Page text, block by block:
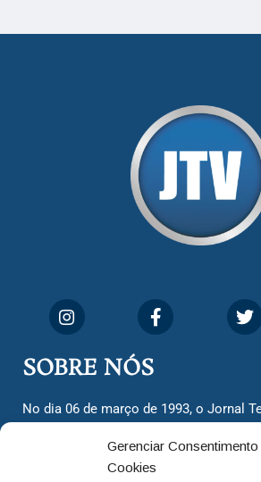
Gerenciar Consentimento
Cookies
SOBRE NÓS
No dia 06 de março de 1993, o Jornal
cidadãos valinhenses, já que naquela
dois jornais. Há mais de 30 anos, o